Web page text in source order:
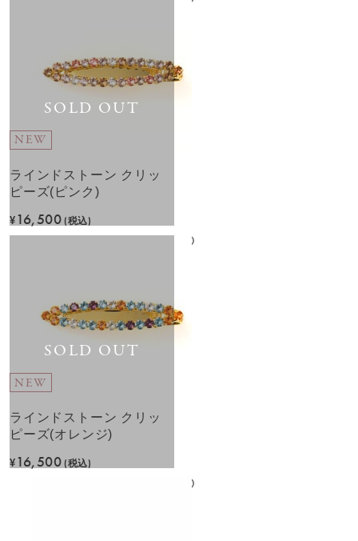
SOLD OUT
NEW
ラインドストーン クリッ
ピーズ(ピンク)
¥ 16,500(税込)
SOLD OUT
NEW
ラインドストーン クリッ
ピーズ(オレンジ)
¥ 16,500(税込)